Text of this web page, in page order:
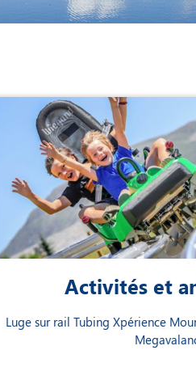
Activités et
Luge sur rail Tubing Xpérience